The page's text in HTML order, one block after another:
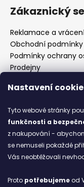
Nastavení
Tyto webové stránky
funkčnosti a
z nakupování -
se nemuseli pokaždé
Vás neobtěžovali
Proto potřebujemeod
Zákaznický
Reklamace a
Obchodní podmínky
Podmínky ochrany
Prodejny
Značky
Blog
Ze starých bot